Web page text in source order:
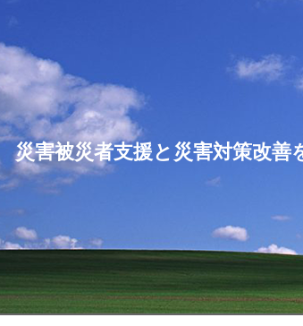
災害被災者支援と災害対策改善